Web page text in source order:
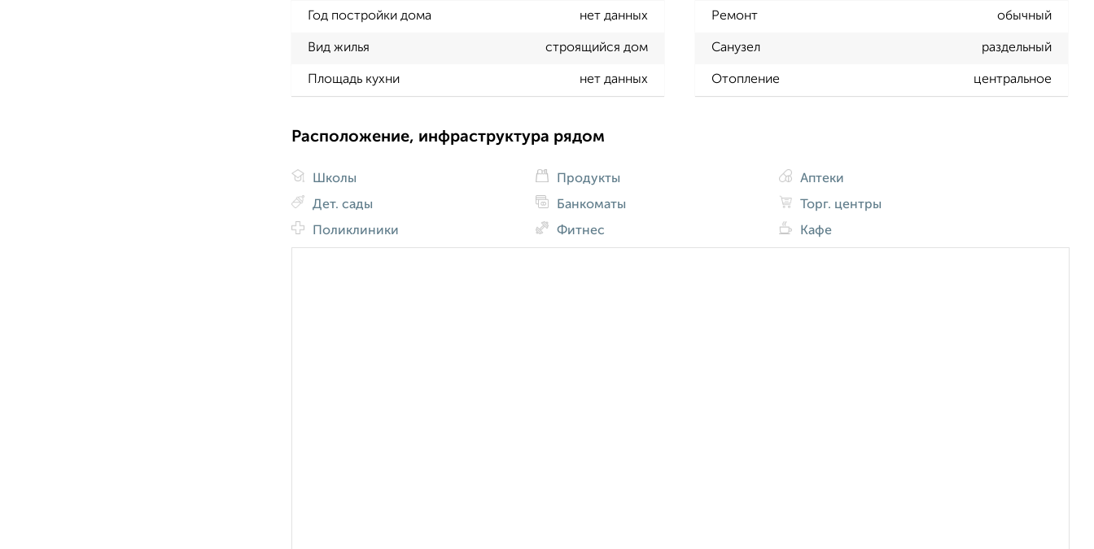
Год постройки дома нет данных Ремонт обычный
Вид жилья строящийся дом Санузел раздельный
Площадь кухни нет данных Отопление центральное
Расположение, инфраструктура рядом
Школы
Дет. сады
Поликлиники
Продукты
Банкоматы
Фитнес
Аптеки
Торг. центры
Кафе